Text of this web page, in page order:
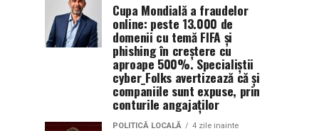
Cupa Mondială a fraudelor
online: peste 13.000 de
domenii cu temă FIFA și
phishing în creștere cu
aproape 500%. Specialiștii
cyber_Folks avertizează că și
companiile sunt expuse, prin
conturile angajaților
POLITICĂ LOCALĂ 4 zile inainte